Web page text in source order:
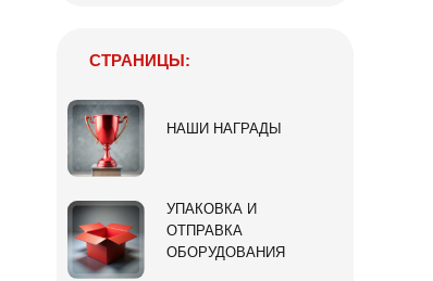
СТРАНИЦЫ:
НАШИ НАГРАДЫ
УПАКОВКА И
ОТПРАВКА
ОБОРУДОВАНИЯ